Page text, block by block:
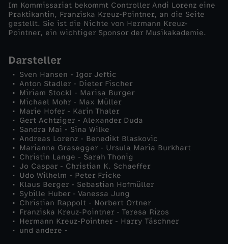
ü
c
k
e
r
s
c
h
l
a
Im Kommissariat bekommt Controller Andi Lorenz eine
Praktikantin, Franziska Kreuz-Pointner, an die Seite
gestellt. Sie ist die Nichte von Hermann Kreuz-
Pointner, ein wichtiger Sponsor der Musikakademie.
Darsteller
Sven Hansen - Igor Jeftic
Anton Stadler - Dieter Fischer
Miriam Stockl - Marisa Burger
Michael Mohr - Max Müller
Marie Hofer - Karin Thaler
Gert Achtziger - Alexander Duda
Sandra Mai - Sina Wilke
Andreas Lorenz - Benedikt Blaskovic
Marianne Grasegger - Ursula Maria Burkhart
Christin Lange - Sarah Thonig
Jo Caspar - Christian K. Schaeffer
Udo Wilhelm - Peter Fricke
Klaus Berger - Sebastian Hofmüller
Sybille Huber - Vanessa Jung
Christian Rappolt - Norbert Ortner
Franziska Kreuz-Pointner - Teresa Rizos
Hermann Kreuz-Pointner - Harry Täschner
und andere -